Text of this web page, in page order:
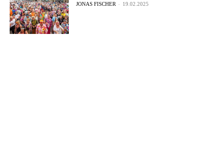
JONAS FISCHER - 19.02.2025